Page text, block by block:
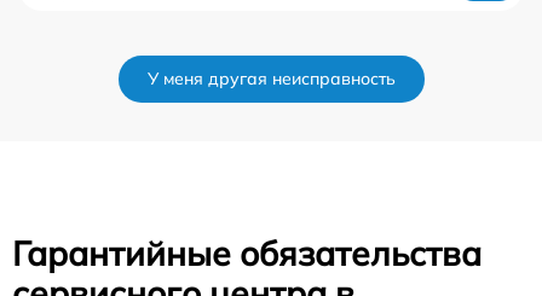
У меня другая неисправность
Гарантийные обязательства